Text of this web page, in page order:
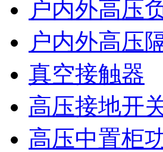
户内外高压
户内外高压
真空接触器
高压接地开
高压中置柜